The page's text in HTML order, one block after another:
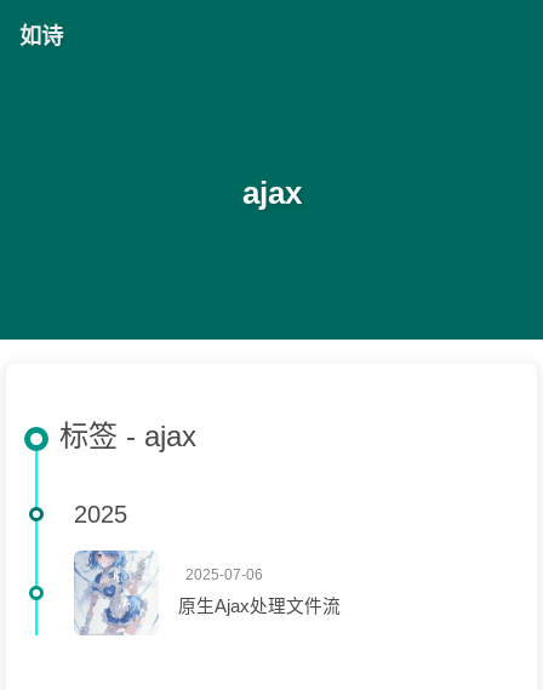
如诗
ajax
标签 - ajax
2025
2025-07-06
原生Ajax处理文件流